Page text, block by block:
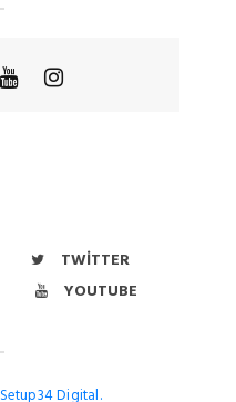
TWITTER
YOUTUBE
Setup34 Digital.